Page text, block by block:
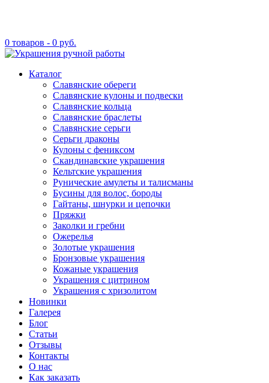
0 товаров - 0 руб.
Каталог
Славянские обереги
Славянские кулоны и подвески
Славянские кольца
Славянские браслеты
Славянские серьги
Серьги драконы
Кулоны с фениксом
Скандинавские украшения
Кельтские украшения
Рунические амулеты и талисманы
Бусины для волос, бороды
Гайтаны, шнурки и цепочки
Пряжки
Заколки и гребни
Ожерелья
Золотые украшения
Бронзовые украшения
Кожаные украшения
Украшения с цитрином
Украшения с хризолитом
Новинки
Галерея
Блог
Статьи
Отзывы
Контакты
О нас
Как заказать